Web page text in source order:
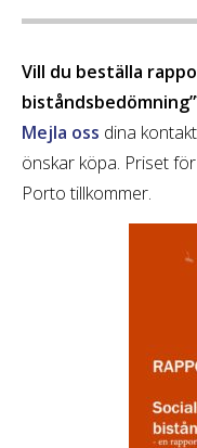
Vill du beställa
Mejla oss dina
önskar köpa. Priset
Porto tillkommer.